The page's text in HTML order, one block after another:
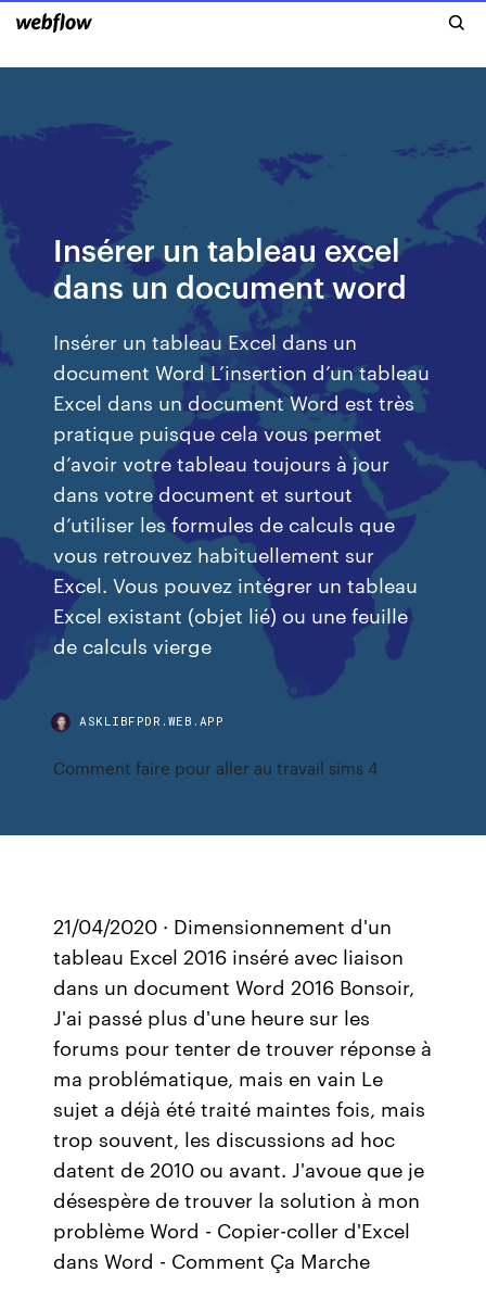
Insérer un tableau excel
dans un document word
Insérer un tableau Excel dans un
document Word L’insertion d’un tableau
Excel dans un document Word est très
pratique puisque cela vous permet
d’avoir votre tableau toujours à jour
dans votre document et surtout
d’utiliser les formules de calculs que
vous retrouvez habituellement sur
Excel. Vous pouvez intégrer un tableau
Excel existant (objet lié) ou une feuille
de calculs vierge
ASKLIBFPDR.WEB.APP
Comment faire pour aller au travail sims 4
21/04/2020 · Dimensionnement d'un
tableau Excel 2016 inséré avec liaison
dans un document Word 2016 Bonsoir,
J'ai passé plus d'une heure sur les
forums pour tenter de trouver réponse à
ma problématique, mais en vain Le
sujet a déjà été traité maintes fois, mais
trop souvent, les discussions ad hoc
datent de 2010 ou avant. J'avoue que je
désespère de trouver la solution à mon
problème Word - Copier-coller d'Excel
dans Word - Comment Ça Marche